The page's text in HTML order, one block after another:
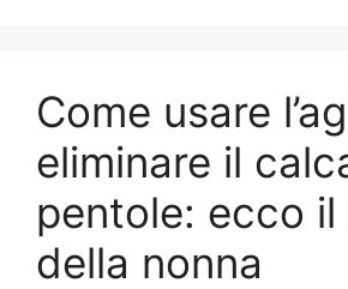
Come usare
eliminare il
pentole: ecco il
della nonna